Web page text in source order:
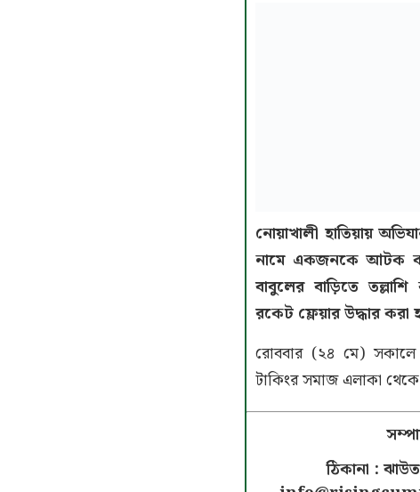
নোয়াখালী হাতিয়ায়
নামে একজনকে আটক
বাবুলের বাড়িতে
রকেট ফ্লেয়ার উদ্ধার করা
রোববার (২৪ মে) সকালে
টাকিংর সমাজ এলাকা
ঠিকানা :